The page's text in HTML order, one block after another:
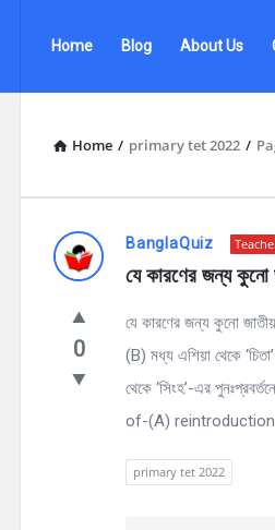
Questions
by
BanglaQuiz
Home Blog About Us
Home / primary tet 2022 /
Ask
Questions
by
BanglaQuiz
Latest
Questions
BanglaQuiz
যে কারণের জন্য কুনো
0
যে কারণের জন্য কুনো
(B) মধ্য এশিয়া থেকে
থেকে ‘সিংহ’-এর
of-(A) reintroduction
primary tet 2022